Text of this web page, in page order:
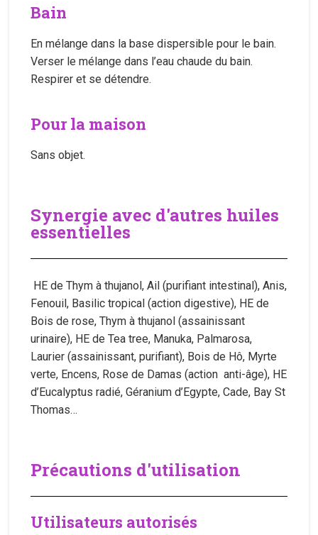
Bain
En mélange dans la base dispersible pour le bain.
Verser le mélange dans l’eau chaude du bain.
Respirer et se détendre.
Pour la maison
Sans objet.
Synergie avec d'autres huiles
essentielles
HE de Thym à thujanol, Ail (purifiant intestinal), Anis,
Fenouil, Basilic tropical (action digestive), HE de
Bois de rose, Thym à thujanol (assainissant
urinaire), HE de Tea tree, Manuka, Palmarosa,
Laurier (assainissant, purifiant), Bois de Hô, Myrte
verte, Encens, Rose de Damas (action anti-âge), HE
d’Eucalyptus radié, Géranium d’Egypte, Cade, Bay St
Thomas…
Précautions d'utilisation
Utilisateurs autorisés